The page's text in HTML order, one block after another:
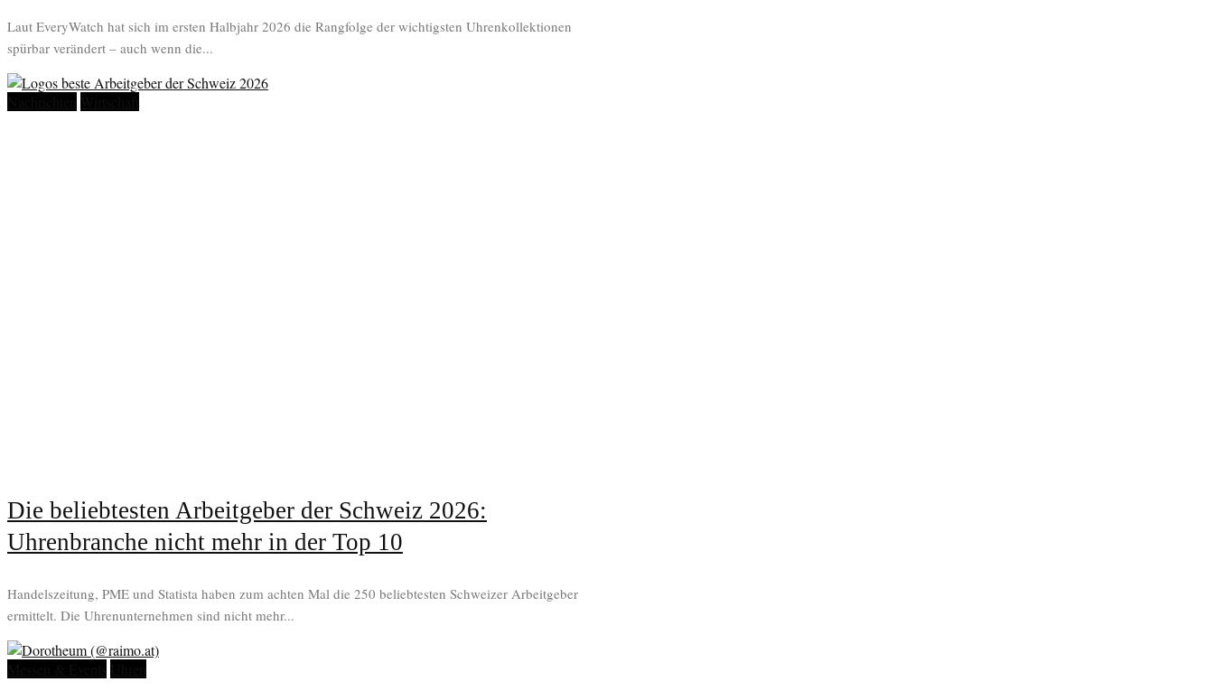
Laut EveryWatch hat sich im ersten Halbjahr 2026 die Rangfolge der wichtigsten Uhrenkollektionen
spürbar verändert – auch wenn die...
Die beliebtesten Arbeitgeber der Schweiz 2026:
Uhrenbranche nicht mehr in der Top 10
Handelszeitung, PME und Statista haben zum achten Mal die 250 beliebtesten Schweizer Arbeitgeber
ermittelt. Die Uhrenunternehmen sind nicht mehr...